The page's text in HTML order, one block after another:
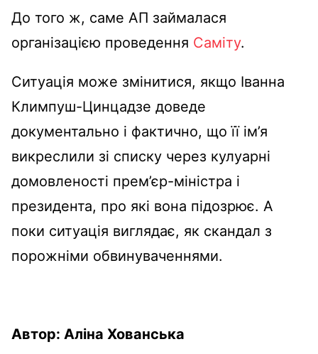
До того ж, саме АП займалася
організацією проведення Саміту.
Ситуація може змінитися, якщо Іванна
Климпуш-Цинцадзе доведе
документально і фактично, що її ім’я
викреслили зі списку через кулуарні
домовленості прем’єр-міністра і
президента, про які вона підозрює. А
поки ситуація виглядає, як скандал з
порожніми обвинуваченнями.
Автор: Аліна Хованська